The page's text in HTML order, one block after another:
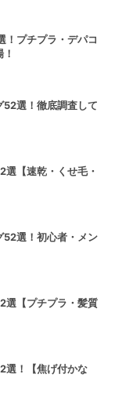
！プチプラ・デパコ
52選！徹底調査して
選【速乾・くせ毛・
52選！初心者・メン
選【プチプラ・髪質
選！【焦げ付かな